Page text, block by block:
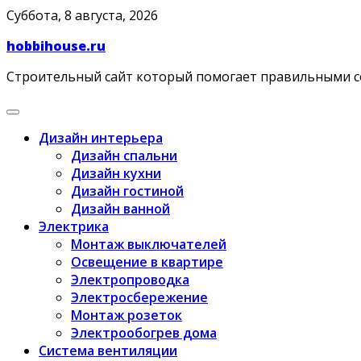
Skip
content
Суббота, 8 августа, 2026
hobbihouse.ru
Строительный сайт который помогает правильными
Дизайн интерьера
Дизайн спальни
Дизайн кухни
Дизайн гостиной
Дизайн ванной
Электрика
Монтаж выключателей
Освещение в квартире
Электропроводка
Электросбережение
Монтаж розеток
Электрообогрев дома
Система вентиляции